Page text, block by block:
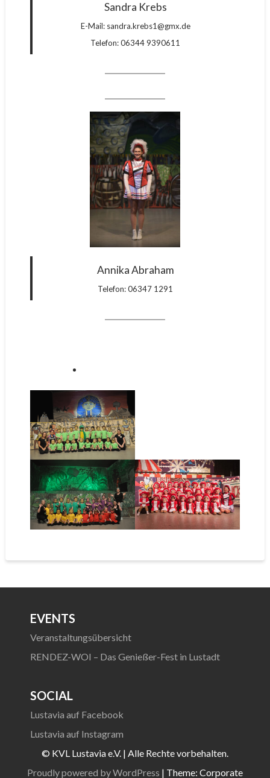
Sandra Krebs
E-Mail: sandra.krebs1@gmx.de
Telefon: 06344 9390611
Annika Abraham
Telefon: 06347 1291
EVENTS
Veranstaltungsübersicht
RENDEZ-WOI – Das Genießer-Fest in Lustadt
SOCIAL
Lustavia auf Facebook
Lustavia auf Instagram
© KVL Lustavia e.V. | Alle Rechte vorbehalten.
Proudly powered by WordPress | Theme: Corporate